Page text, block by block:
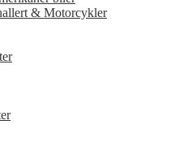
& Motorcykler